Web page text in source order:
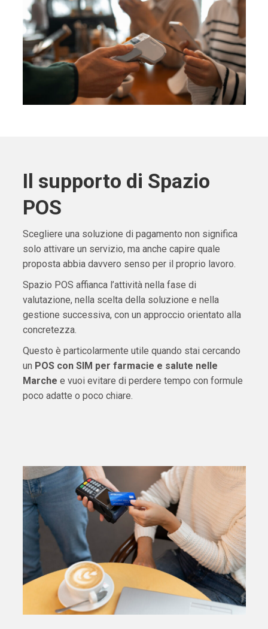
Il supporto di Spazio
POS
Scegliere una soluzione di pagamento non significa
solo attivare un servizio, ma anche capire quale
proposta abbia davvero senso per il proprio lavoro.
Spazio POS affianca l’attività nella fase di
valutazione, nella scelta della soluzione e nella
gestione successiva, con un approccio orientato alla
concretezza.
Questo è particolarmente utile quando stai cercando
un POS con SIM per farmacie e salute nelle
Marche e vuoi evitare di perdere tempo con formule
poco adatte o poco chiare.